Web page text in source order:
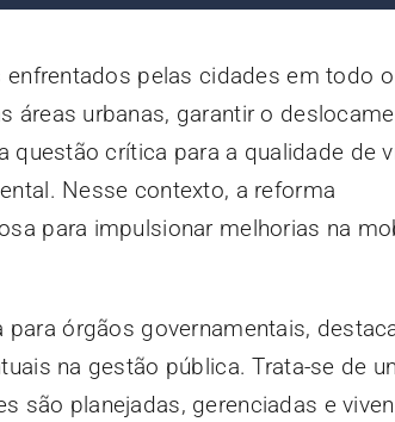
pelas cidades em todo
áreas urbanas, garantir o
crítica para a qualidade de
Nesse contexto, a reforma
para impulsionar melhorias na
órgãos governamentais,
na gestão pública. Trata-se de
são planejadas, gerenciadas e